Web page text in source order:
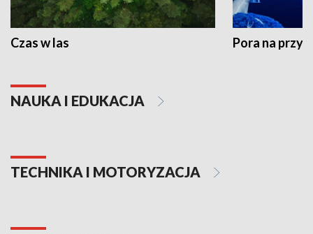
Czas w las Pora na
NAUKA I EDUKACJA
TECHNIKA I MOTORYZACJA